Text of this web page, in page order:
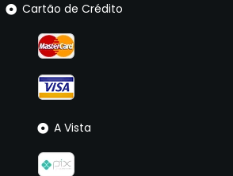
Cartão de Crédito
A Vista